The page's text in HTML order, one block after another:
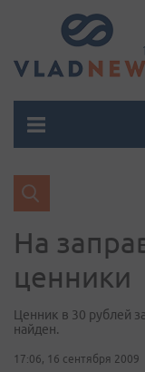
На
ценники
Ценник в 30 рублей
найден.
17:06, 16 сентября 2009